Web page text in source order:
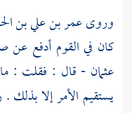
وروىعمر بن علي بن
كان في القوم أدفع
عثمان - قال : فقلت : ما
يستقيم الأمر إلا بذلك .